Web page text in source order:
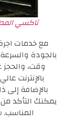
تاكسي
مع خدمات
بالجودة
وقت، والحجز
بالإنترنت
بالإضافة إلى
يمكنك التأكد
المناسب.